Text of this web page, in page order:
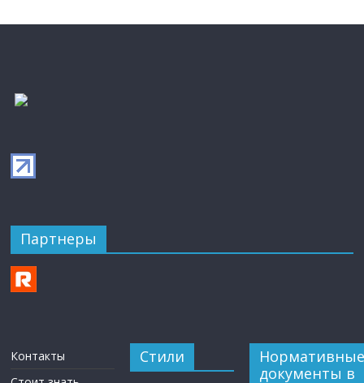
Партнеры
Контакты
Стили
Нормативные
документы в